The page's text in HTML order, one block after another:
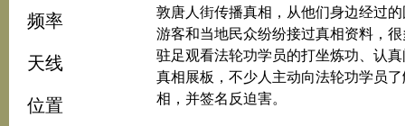
频率
天线
位置
敦唐人街传播真相，从他们身边经过的
游客和当地民众纷纷接过真相资料，很
驻足观看法轮功学员的打坐炼功、认真
真相展板，不少人主动向法轮功学员了
相，并签名反迫害。